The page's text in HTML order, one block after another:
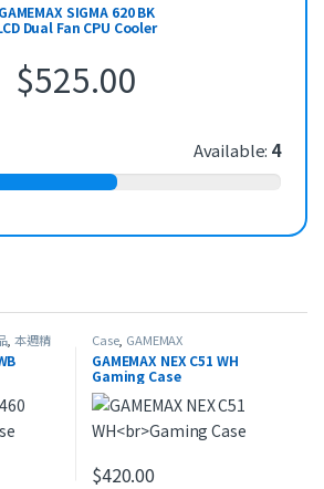
GAMEMAX SIGMA 620 BK
Dual Fan CPU Cooler
$525.00
Available: 4
,本週精 Case, GAMEMAX
GAMEMAX NEX C51 WH
Gaming Case
$420.00